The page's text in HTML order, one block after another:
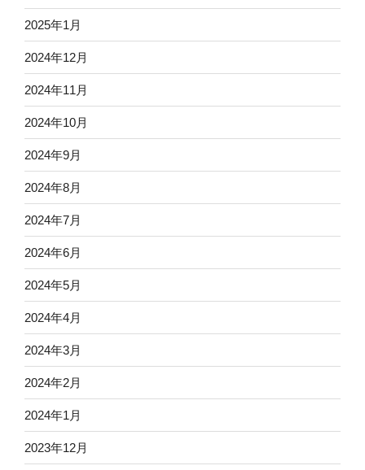
2025年1月
2024年12月
2024年11月
2024年10月
2024年9月
2024年8月
2024年7月
2024年6月
2024年5月
2024年4月
2024年3月
2024年2月
2024年1月
2023年12月